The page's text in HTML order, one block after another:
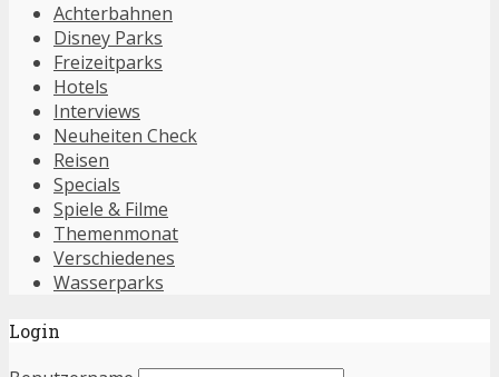
Achterbahnen
Disney Parks
Freizeitparks
Hotels
Interviews
Neuheiten Check
Reisen
Specials
Spiele & Filme
Themenmonat
Verschiedenes
Wasserparks
Login